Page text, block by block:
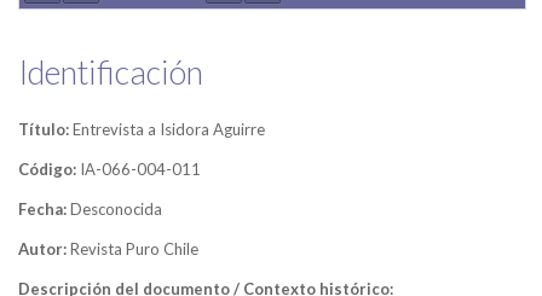
Identificación
Título:Entrevista a Isidora Aguirre
Código: IA-066-004-011
Fecha:Desconocida
Autor:Revista Puro Chile
Descripción del documento / Contexto histórico: